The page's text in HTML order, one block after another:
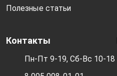
Полезные статьи
Контакты
Пн-Пт 9-19, Сб-Вс 10-18